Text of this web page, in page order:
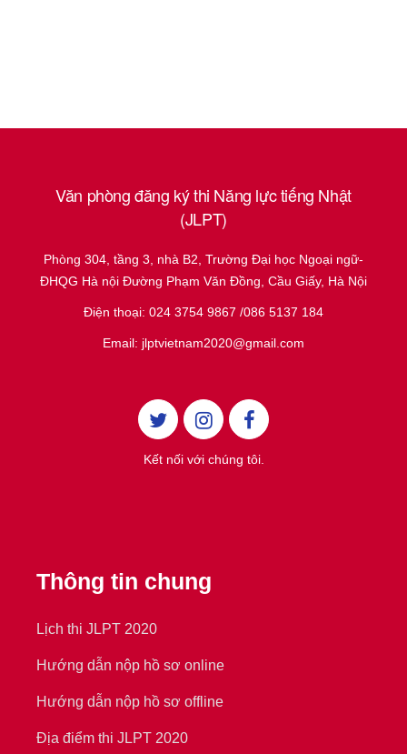
Văn phòng đăng ký thi Năng lực tiếng Nhật
(JLPT)
Phòng 304, tầng 3, nhà B2, Trường Đại học Ngoại ngữ-
ĐHQG Hà nội Đường Phạm Văn Đồng, Cầu Giấy, Hà Nội
Điện thoại: 024 3754 9867 /086 5137 184
Email: jlptvietnam2020@gmail.com
Kết nối với chúng tôi.
Thông tin chung
Lịch thi JLPT 2020
Hướng dẫn nộp hồ sơ online
Hướng dẫn nộp hồ sơ offline
Địa điểm thi JLPT 2020